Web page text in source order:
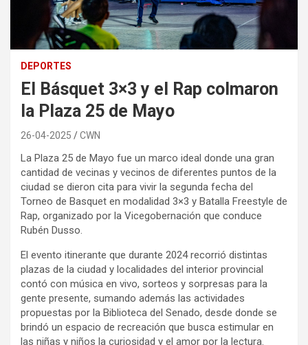
DEPORTES
El Básquet 3×3 y el Rap colmaron
la Plaza 25 de Mayo
26-04-2025 CWN
La Plaza 25 de Mayo fue un marco ideal donde una gran
cantidad de vecinas y vecinos de diferentes puntos de la
ciudad se dieron cita para vivir la segunda fecha del
Torneo de Basquet en modalidad 3×3 y Batalla Freestyle de
Rap, organizado por la Vicegobernación que conduce
Rubén Dusso.
El evento itinerante que durante 2024 recorrió distintas
plazas de la ciudad y localidades del interior provincial
contó con música en vivo, sorteos y sorpresas para la
gente presente, sumando además las actividades
propuestas por la Biblioteca del Senado, desde donde se
brindó un espacio de recreación que busca estimular en
las niñas y niños la curiosidad y el amor por la lectura.